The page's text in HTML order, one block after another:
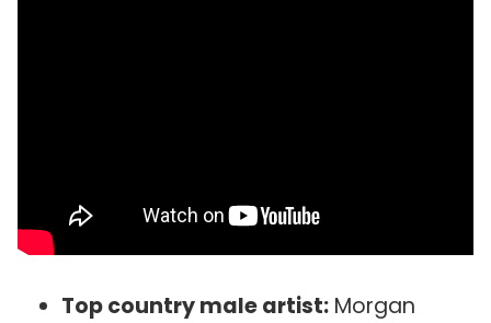
Top country male artist: Morgan